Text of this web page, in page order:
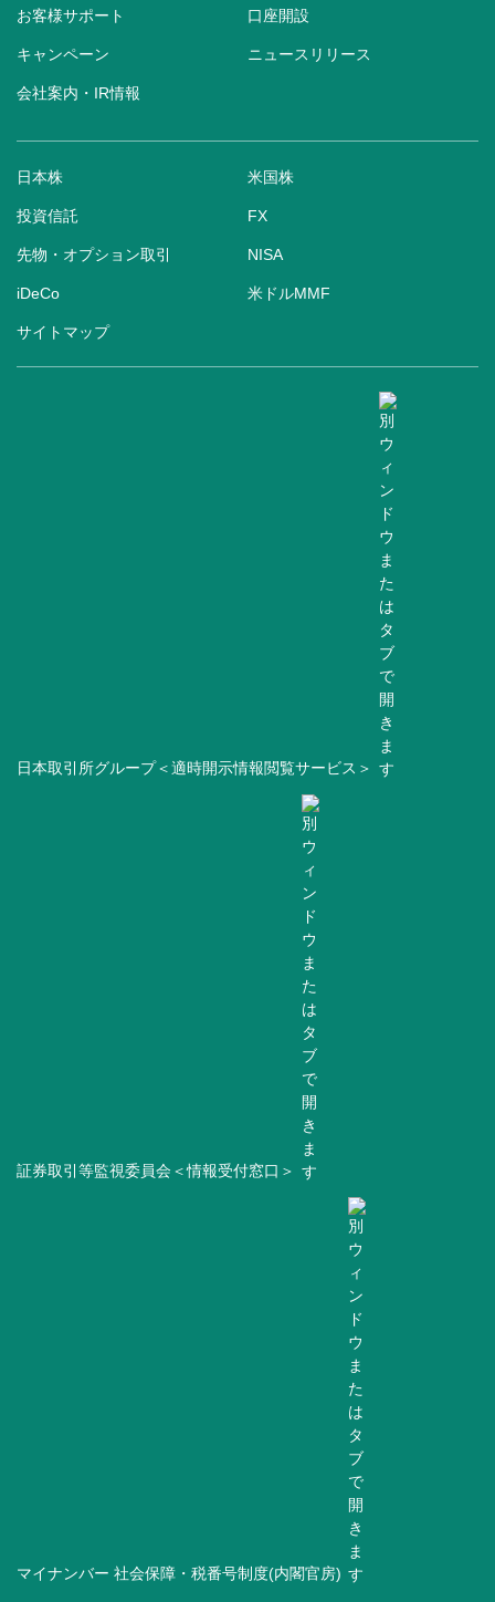
お客様サポート 口座開設
キャンペーン ニュースリリース
会社案内・IR情報
日本株 米国株
投資信託 FX
先物・オプション取引 NISA
iDeCo 米ドルMMF
サイトマップ
日本取引所グループ＜適時開示情報閲覧サービス＞
証券取引等監視委員会＜情報受付窓口＞
マイナンバー 社会保障・税番号制度(内閣官房)